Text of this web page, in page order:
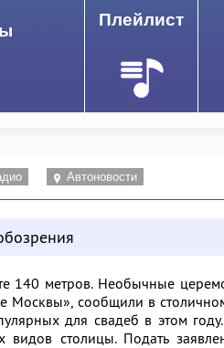
Плейлист
Автоновости
140 метров. Необычные
Москвы», сообщили в
для свадеб в этом
видов столицы. Подать